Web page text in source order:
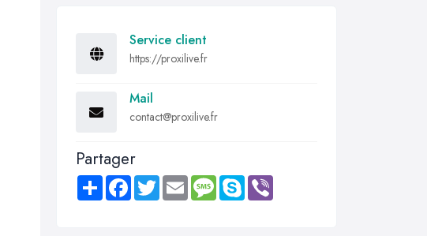
Service client
https://proxilive.fr
Mail
contact@proxilive.fr
Partager
Share FacebookTwitter Email MessageSkype